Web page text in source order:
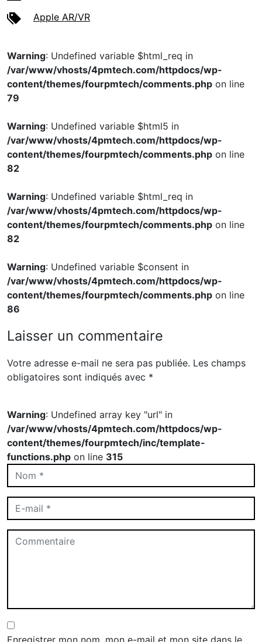
Apple AR/VR
Warning: Undefined variable $html_req in
/var/www/vhosts/4pmtech.com/httpdocs/wp-
content/themes/fourpmtech/comments.php on line
79
Warning: Undefined variable $html5 in
/var/www/vhosts/4pmtech.com/httpdocs/wp-
content/themes/fourpmtech/comments.php on line
82
Warning: Undefined variable $html_req in
/var/www/vhosts/4pmtech.com/httpdocs/wp-
content/themes/fourpmtech/comments.php on line
82
Warning: Undefined variable $consent in
/var/www/vhosts/4pmtech.com/httpdocs/wp-
content/themes/fourpmtech/comments.php on line
86
Laisser un commentaire
Votre adresse e-mail ne sera pas publiée. Les champs
obligatoires sont indiqués avec *
Warning: Undefined array key "url" in
/var/www/vhosts/4pmtech.com/httpdocs/wp-
content/themes/fourpmtech/inc/template-
functions.php on line 315
Enregistrer mon nom, mon e-mail et mon site dans le